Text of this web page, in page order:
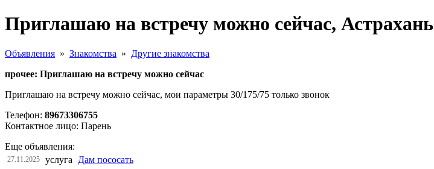
Приглашаю на встречу можно сейчас, Астрахань
Объявления » Знакомства » Другие знакомства
прочее: Приглашаю на встречу можно сейчас
Приглашаю на встречу можно сейчас, мои параметры 30/175/75 только звонок
Телефон: 89673306755
Контактное лицо: Парень
Еще объявления:
27.11.2025 услуга Дам пососать